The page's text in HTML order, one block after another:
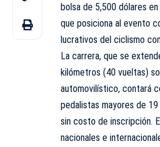
bolsa de 5,500 dólares
que posiciona al evento
lucrativos del ciclismo
La carrera, que se
kilómetros (40 vueltas)
automovilístico, contará
pedalistas mayores de
sin costo de inscripción.
nacionales e